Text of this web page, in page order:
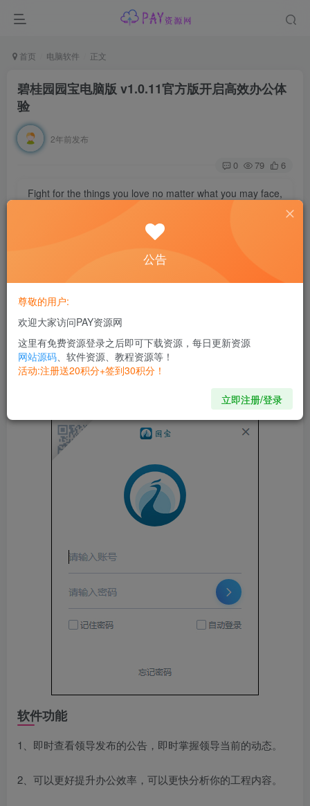
首页 电脑软件 正文
碧桂园园宝电脑版 v1.0.11官方版开启高效办公体
验
2年前发布
0 79 6
Fight for the things you love no matter what you may face,
是由碧桂园官方设计的一款可以帮助用户
提升内部的沟通效率，也可以作为日常办公软件，它能够提
供更好的交流和文字发送功能，同时也能管理你的文档。
值得一提的是，碧桂园园宝还支持企业资料共享和公司的工
程文档保存到专属的空间，强大的会议功能，更提供签到、
审批等日常办公需求，方便员工安排个人任务。
软件功能
1、即时查看领导发布的公告，即时掌握领导当前的动态。
2、可以更好提升办公效率，可以更快分析你的工程内容。
公告
尊敬的用户:
欢迎大家访问PAY资源网
这里有免费资源登录之后即可下载资源，每日更新资源
网站源码、软件资源、教程资源等！
活动:注册送20积分+签到30积分！
立即注册/登录